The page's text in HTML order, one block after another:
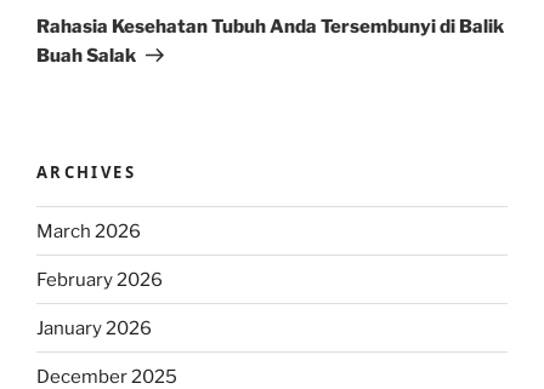
Post
Rahasia Kesehatan Tubuh Anda Tersembunyi di Balik
Buah Salak
ARCHIVES
March 2026
February 2026
January 2026
December 2025